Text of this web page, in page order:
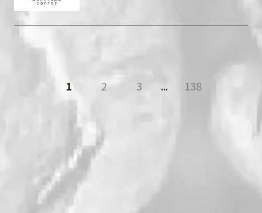
1 2 3 ... 138